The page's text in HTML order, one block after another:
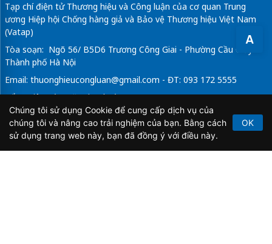
A
Tạp chí điện tử Thương hiệu và Công luận của cơ quan Trung
ương Hiệp hội Chống hàng giả và Bảo vệ Thương hiệu Việt Nam
(Vatap)
Tòa soạn: Ngõ 56/ B5D6 Trương Công Giai - Phường Cầu Giấy -
Thành phố Hà Nội
Email: thuonghieucongluan@gmail.com - ĐT: 093 172 5555
Tổng Biên Tập: Vũ Đức Thuận
Giấy phép hoạt động báo chí điện tử số 64/GP-BTTTT do Bộ
Thông tin và Truyền thông cấp ngày 21/2/2020.
Chúng tôi sử dụng Cookie để cung cấp dịch vụ của
chúng tôi và nâng cao trải nghiệm của bạn. Bằng cách
sử dụng trang web này, bạn đã đồng ý với điều này.
OK